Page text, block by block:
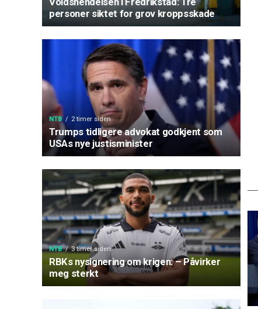
personer siktet for grov kroppsskade
NTB 2 timer siden
Trumps tidligere advokat godkjent som
USAs nye justisminister
NTB 3 timer siden
RBKs nysignering om krigen: – Påvirker
meg sterkt